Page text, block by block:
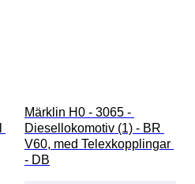
Märklin H0 - 3065 -
Diesellokomotiv (1) - BR
V60, med Telexkopplingar
- DB